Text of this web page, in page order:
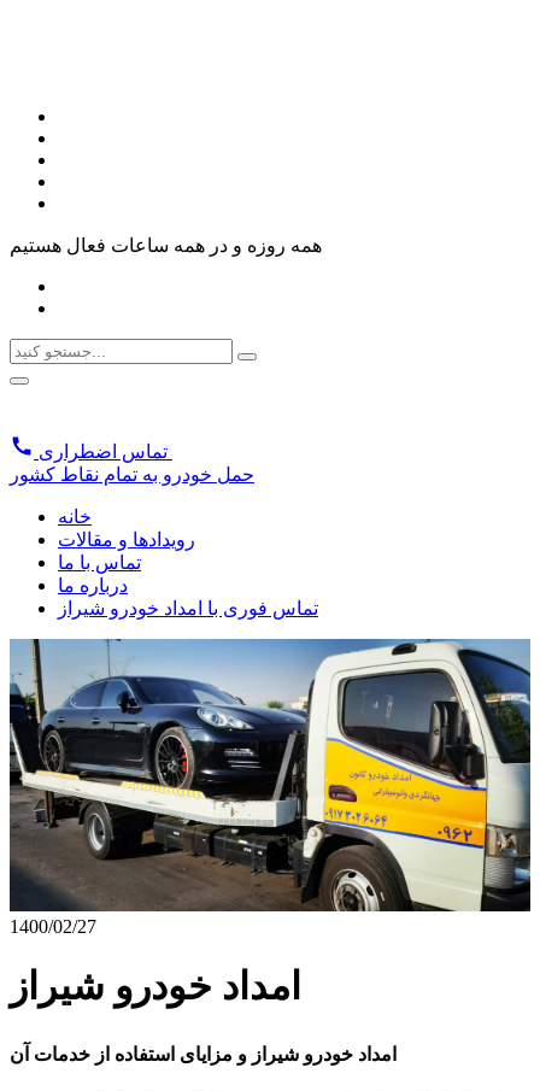
همه روزه و در همه ساعات فعال هستیم
تماس اضطراری
حمل خودرو به تمام نقاط کشور
خانه
رویدادها و مقالات
تماس با ما
درباره ما
تماس فوری با امداد خودرو شیراز
1400/02/27
امداد خودرو شیراز
امداد خودرو شیراز و مزایای استفاده از خدمات آن